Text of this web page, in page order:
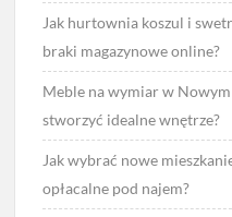
Jak hurtownia koszul i
braki magazynowe online?
Meble na wymiar w
stworzyć idealne wnętrze?
Jak wybrać nowe
opłacalne pod najem?